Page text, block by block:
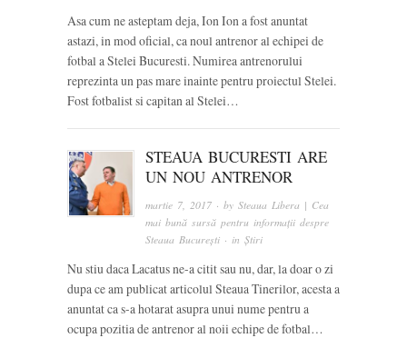
Asa cum ne asteptam deja, Ion Ion a fost anuntat
astazi, in mod oficial, ca noul antrenor al echipei de
fotbal a Stelei Bucuresti. Numirea antrenorului
reprezinta un pas mare inainte pentru proiectul Stelei.
Fost fotbalist si capitan al Stelei…
STEAUA BUCURESTI ARE
UN NOU ANTRENOR
martie 7, 2017 · bySteaua Libera | Cea
mai bună sursă pentru informații despre
Steaua București · inȘtiri
Nu stiu daca Lacatus ne-a citit sau nu, dar, la doar o zi
dupa ce am publicat articolul Steaua Tinerilor, acesta a
anuntat ca s-a hotarat asupra unui nume pentru a
ocupa pozitia de antrenor al noii echipe de fotbal…